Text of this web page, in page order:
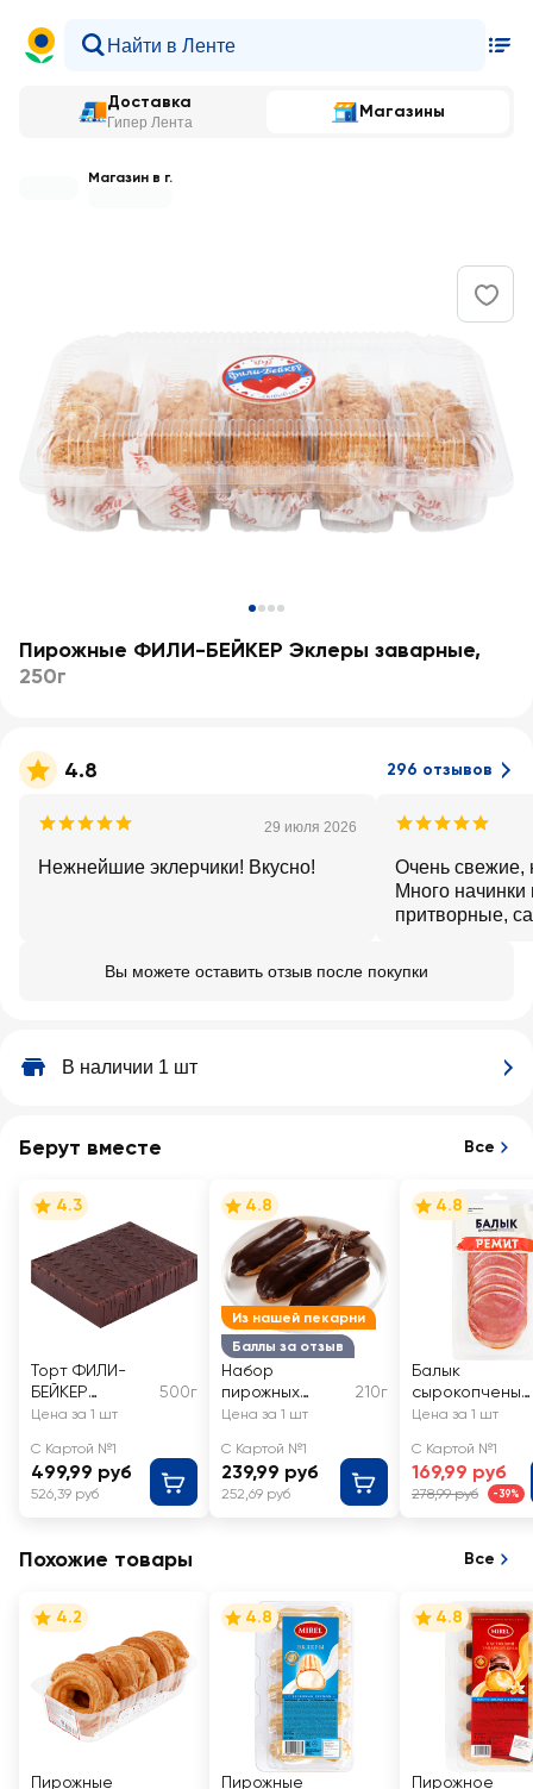
Доставка
Гипер Лента
Магазины
Магазин в г.
Пирожные ФИЛИ-БЕЙКЕР Эклеры заварные,
250г
4.8 296 отзывов
29 июля 2026
Нежнейшие эклерчики! Вкусно!
Очень свежие,
Много начинки
притворные,
Вы можете оставить отзыв после покупки
В наличии 1 шт
Берут вместе Все
4.3
Торт ФИЛИ-
БЕЙКЕР
Народная
классическая
500г
Цена за 1 шт
С Картой №1
499,99 руб
526,39 руб
Из нашей пекарни
Баллы за отзыв
4.8
Набор
пирожных
Эклер в
глазури ЛЕНТА
FRESH
210г
Цена за 1 шт
С Картой №1
239,99 руб
252,69 руб
4.8
Балык
сырокопченый
РЕМИТ нарезка
Цена за 1 шт
С Картой №1
169,99 руб
278,99 руб -39%
Похожие товары Все
4.2
Пирожные
4.8
Пирожные
4.8
Пирожное